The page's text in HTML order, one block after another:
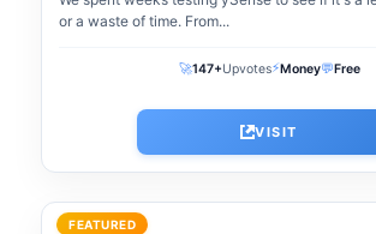
or a waste of time. From...
🚀147+Upvotes⚡Money💬Free
VISIT
FEATURED